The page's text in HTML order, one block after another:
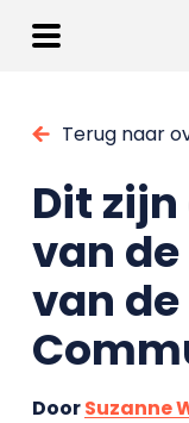
Terug naar
Dit
van
van
DoorSuzanne